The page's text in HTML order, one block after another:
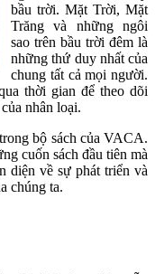
bầu trời. Mặt Trời, Mặt
Trăng và những ngôi
sao trên bầu trời đêm là
những thứ duy nhất của
chung tất cả mọi người.
thời gian để theo dõi
nhân loại.
bộ sách của VACA.
cuốn sách đầu tiên mà
diện về sự phát triển và
chúng ta.